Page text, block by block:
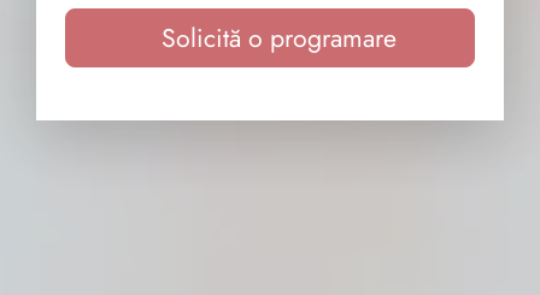
Solicită o programare